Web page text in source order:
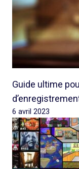
Guide ultime
6 avril 2023